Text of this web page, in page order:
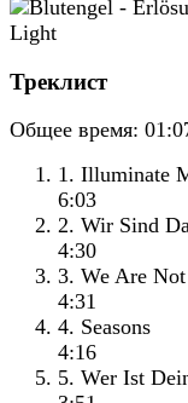
Треклист
Общее время:
1. Illuminate
6:03
2. Wir Sind
4:30
3. We Are
4:31
4. Seasons
4:16
5. Wer Ist